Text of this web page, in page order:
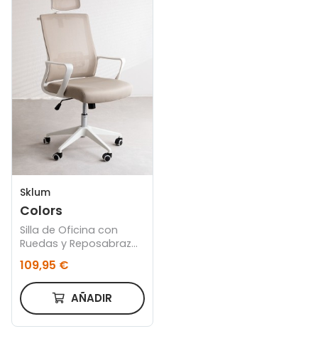
Sklum
Colors
Silla de Oficina con
Ruedas y Reposabrazos
109,95 €
AÑADIR